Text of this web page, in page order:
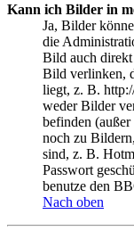
Kann ich Bilder in
Ja, Bilder
die
Bild auch direkt
Bild verlinken,
liegt, z. B.
weder Bilder
befinden
noch zu
sind, z. B.
Passwort
benutze den
Nach oben